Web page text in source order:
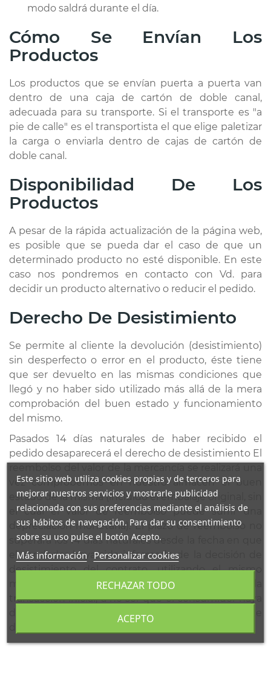
modo saldrá durante el día.
Cómo Se Envían Los
Productos
Los productos que se envían puerta a puerta van
dentro de una caja de cartón de doble canal,
adecuada para su transporte. Si el transporte es "a
pie de calle" es el transportista el que elige paletizar
la carga o enviarla dentro de cajas de cartón de
doble canal.
Disponibilidad De Los
Productos
A pesar de la rápida actualización de la página web,
es posible que se pueda dar el caso de que un
determinado producto no esté disponible. En este
caso nos pondremos en contacto con Vd. para
decidir un producto alternativo o reducir el pedido.
Derecho De Desistimiento
Se permite al cliente la devolución (desistimiento)
sin desperfecto o error en el producto, éste tiene
que ser devuelto en las mismas condiciones que
llegó y no haber sido utilizado más allá de la mera
comprobación del buen estado y funcionamiento
del mismo.
Pasados 14 días naturales de haber recibido el
pedido desaparecerá el derecho de desistimiento El
vez comprobemos en nuestro almacén el buen
estado de la misma (incluido el embalaje original, sin
el cual el valor de reembolso puede sufrir una
depreciación monetaria). El plazo de reembolso no
superará los 14 días naturales desde la fecha en que
el vendedor haya sido informado de la decisión de
desistimiento del contrato, utilizando el mismo
medio de pago empleado por el consumidor para la
transacción inicial, a no ser que el consumidor haya
dispuesto expresamente lo contrario. El cliente
Este sitio web utiliza cookies propias y de terceros para
mejorar nuestros servicios y mostrarle publicidad
relacionada con sus preferencias mediante el análisis de
sus hábitos de navegación. Para dar su consentimiento
sobre su uso pulse el botón Acepto.
Más información Personalizar cookies
RECHAZAR TODO
ACEPTO